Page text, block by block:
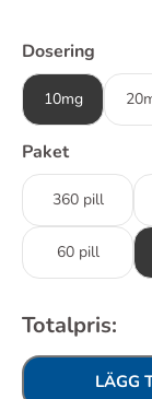
Dosering
10mg
Paket
360 pill
60 pill
Totalpris:
LÄGG